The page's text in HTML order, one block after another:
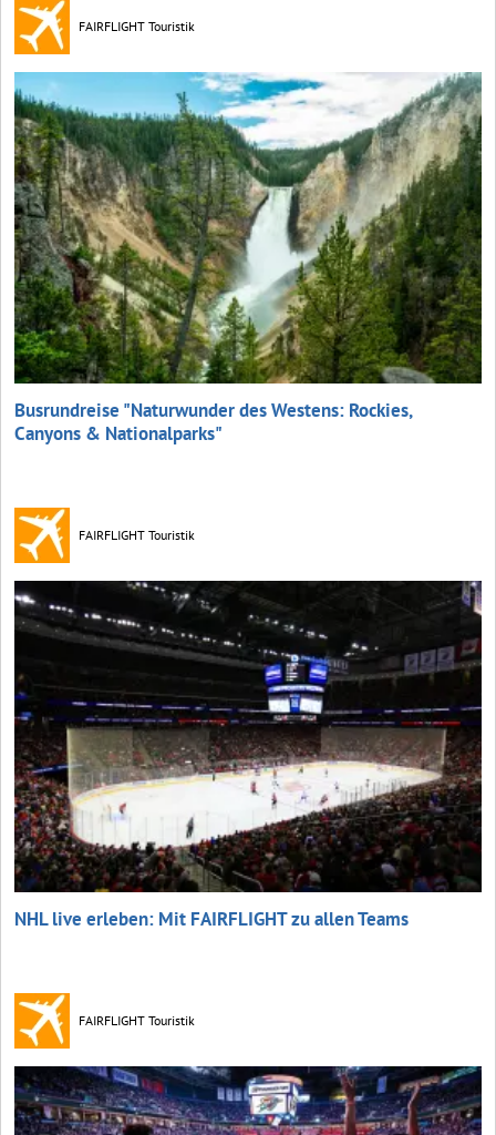
FAIRFLIGHT Touristik
Busrundreise "Naturwunder des Westens: Rockies,
Canyons & Nationalparks"
FAIRFLIGHT Touristik
NHL live erleben: Mit FAIRFLIGHT zu allen Teams
FAIRFLIGHT Touristik